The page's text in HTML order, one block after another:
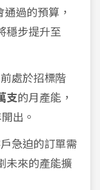
通過的預算，
穩步提升至
處於招標階
支的月產能，
出。
急迫的訂單需
未來的產能擴